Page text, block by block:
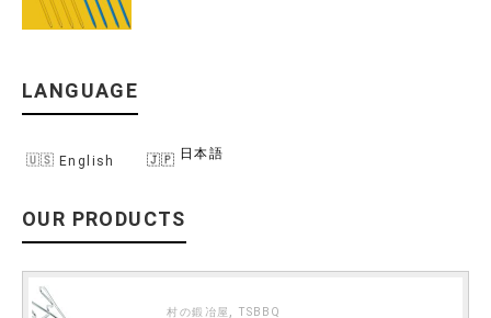
LANGUAGE
English
日本語
OUR PRODUCTS
村の鍛冶屋 ,TSBBQ